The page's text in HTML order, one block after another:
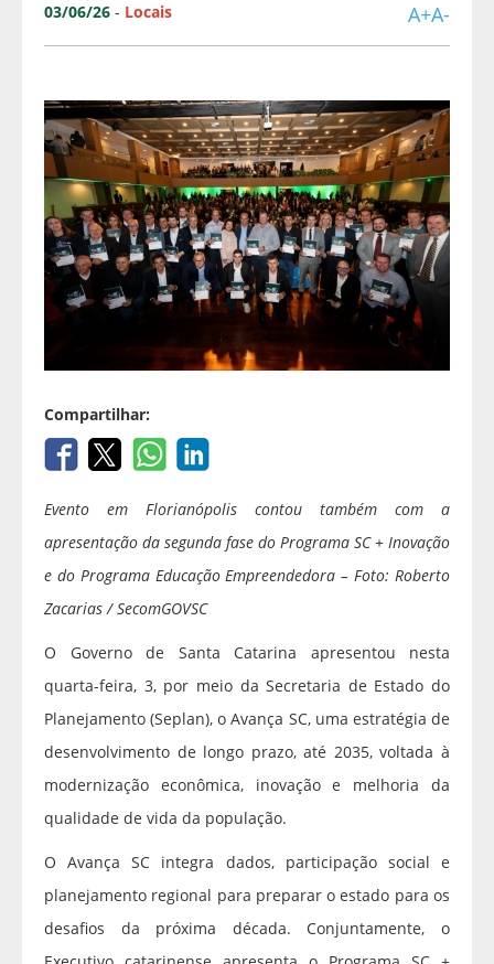
03/06/26 - Locais A+A-
Compartilhar:
Evento em Florianópolis contou também com a
apresentação da segunda fase do Programa SC + Inovação
e do Programa Educação Empreendedora – Foto: Roberto
Zacarias / SecomGOVSC
O Governo de Santa Catarina apresentou nesta
quarta-feira, 3, por meio da Secretaria de Estado do
Planejamento (Seplan), o Avança SC, uma estratégia de
desenvolvimento de longo prazo, até 2035, voltada à
modernização econômica, inovação e melhoria da
qualidade de vida da população.
O Avança SC integra dados, participação social e
planejamento regional para preparar o estado para os
desafios da próxima década. Conjuntamente, o